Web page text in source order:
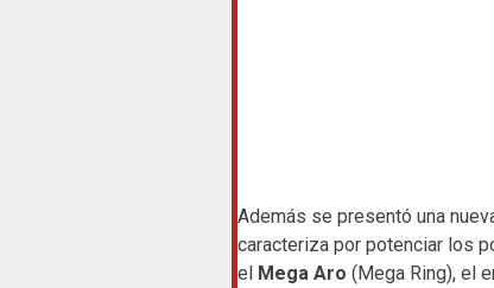
Además se presentó una
caracteriza por potenciar los
el Mega Aro (Mega Ring), el